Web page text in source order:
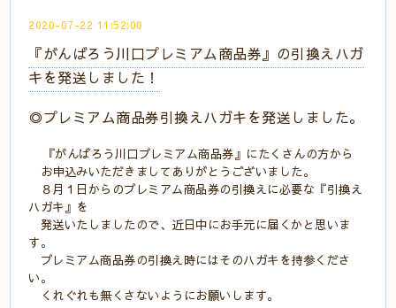
2020-07-22 11:52:00
『がんばろう川口プレミアム商品券』の引換えハガ
キを発送しました！
◎プレミアム商品券引換えハガキを発送しました。
『がんばろう川口プレミアム商品券』にたくさんの方から
お申込みいただきましてありがとうございました。
８月１日からのプレミアム商品券の引換えに必要な『引換え
ハガキ』を
発送いたしましたので、近日中にお手元に届くかと思いま
す。
プレミアム商品券の引換え時にはそのハガキを持参くださ
い。
くれぐれも無くさないようにお願いします。